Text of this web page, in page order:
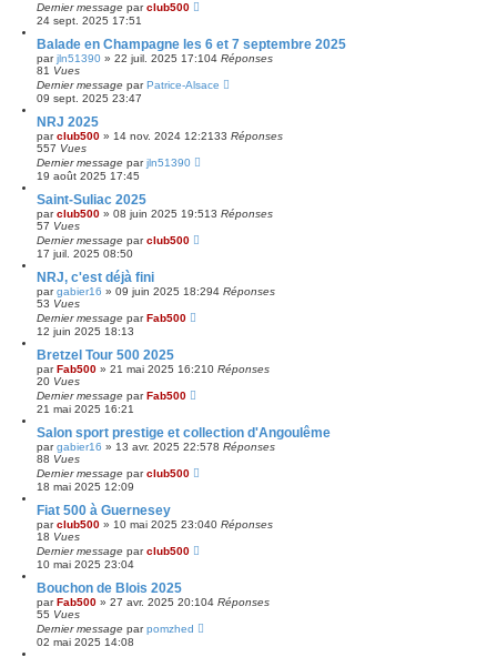
Dernier message parclub500
24 sept. 2025 17:51
Balade en Champagne les 6 et 7 septembre 2025
parjln51390 » 22 juil. 2025 17:104 Réponses
81 Vues
Dernier message parPatrice-Alsace
09 sept. 2025 23:47
NRJ 2025
parclub500 » 14 nov. 2024 12:2133 Réponses
557 Vues
Dernier message parjln51390
19 août 2025 17:45
Saint-Suliac 2025
parclub500 » 08 juin 2025 19:513 Réponses
57 Vues
Dernier message parclub500
17 juil. 2025 08:50
NRJ, c'est déjà fini
pargabier16 » 09 juin 2025 18:294 Réponses
53 Vues
Dernier message parFab500
12 juin 2025 18:13
Bretzel Tour 500 2025
parFab500 » 21 mai 2025 16:210 Réponses
20 Vues
Dernier message parFab500
21 mai 2025 16:21
Salon sport prestige et collection d'Angoulême
pargabier16 » 13 avr. 2025 22:578 Réponses
88 Vues
Dernier message parclub500
18 mai 2025 12:09
Fiat 500 à Guernesey
parclub500 » 10 mai 2025 23:040 Réponses
18 Vues
Dernier message parclub500
10 mai 2025 23:04
Bouchon de Blois 2025
parFab500 » 27 avr. 2025 20:104 Réponses
55 Vues
Dernier message parpomzhed
02 mai 2025 14:08